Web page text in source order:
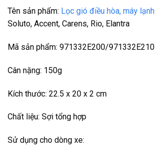
Tên sản phẩm: Lọc gió điều hòa, máy lạnh
Soluto, Accent, Carens, Rio, Elantra
Mã sản phẩm: 971332E200/971332E210
Cân nặng: 150g
Kích thước: 22.5 x 20 x 2 cm
Chất liệu: Sợi tổng hợp
Sử dụng cho dòng xe: